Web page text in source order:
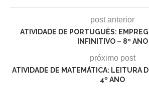
post anterior
ATIVIDADE DE PORTUGUÊS:
INFINITIVO – 8º ANO
próximo post
ATIVIDADE DE MATEMÁTICA: LEITURA
4º ANO